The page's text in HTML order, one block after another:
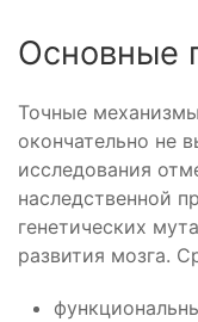
Основные
Точные
окончательно не
исследования
наследственной
генетических
развития мозга.